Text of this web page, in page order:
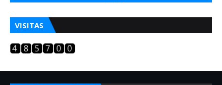
VISITAS